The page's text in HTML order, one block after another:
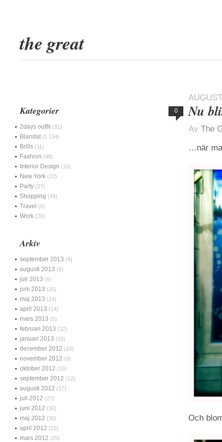
the great
0 Nu
Av The
…när
Och
Kategorier
2days outfit (31)
Blandat (1 134)
Brills (11)
Fashion (48)
Interior Design (19)
New York (22)
Party (27)
Shopping (49)
Travel (6)
Work (29)
Arkiv
september 2013 (4)
augusti 2013 (2)
juli 2013 (6)
juni 2013 (25)
maj 2013 (14)
april 2013 (14)
mars 2013 (5)
februari 2013 (12)
januari 2013 (16)
december 2012 (23)
november 2012 (9)
oktober 2012 (16)
september 2012 (12)
augusti 2012 (17)
juli 2012 (27)
juni 2012 (30)
maj 2012 (30)
april 2012 (22)
mars 2012 (25)